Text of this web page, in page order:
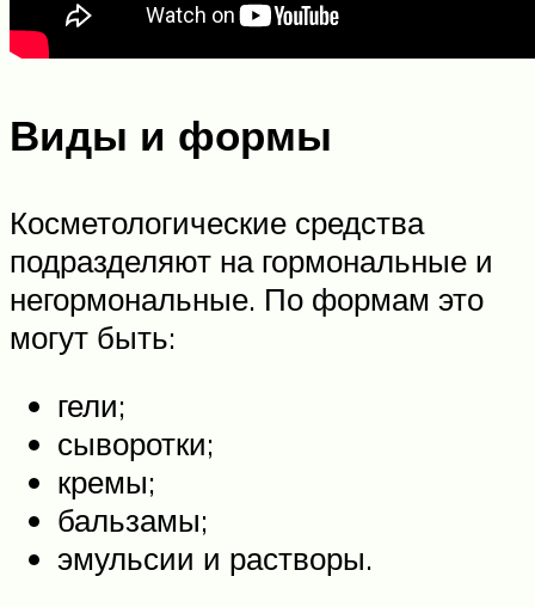
Виды и формы
Косметологические средства
подразделяют на гормональные и
негормональные. По формам это
могут быть:
гели;
сыворотки;
кремы;
бальзамы;
эмульсии и растворы.